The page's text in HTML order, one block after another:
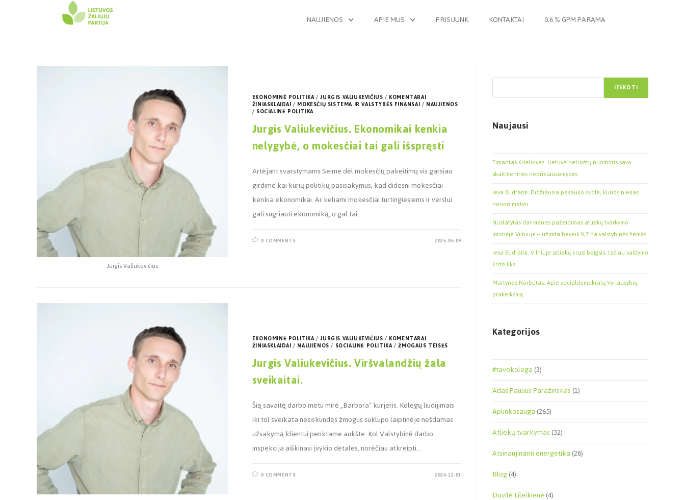
NAUJIENOS APIE MUS PRISIJUNK KONTAKTAI 0.6 % GPM PARAMA
Jurgis Valiukevičius
EKONOMINĖ POLITIKA/JURGIS VALIUKEVIČIUS/ KOMENTARAI
ŽINIASKLAIDAI/ MOKESČIŲ SISTEMA IR VALSTYBĖS FINANSAI/ NAUJIENOS
/ SOCIALINĖ POLITIKA
Jurgis Valiukevičius. Ekonomikai kenkia
nelygybė, o mokesčiai tai gali išspręsti
Artėjant svarstymams Seime dėl mokesčių pakeitimų vis garsiau
girdime kai kurių politikų pasisakymus, kad didesni mokesčiai
kenkia ekonomikai. Ar keliami mokesčiai turtingiesiems ir verslui
gali sugriauti ekonomiką, o gal tai…
0 COMMENTS 2025-05-09
EKONOMINĖ POLITIKA/JURGIS VALIUKEVIČIUS/ KOMENTARAI
ŽINIASKLAIDAI/ NAUJIENOS/ SOCIALINĖ POLITIKA/ŽMOGAUS TEISĖS
Jurgis Valiukevičius. Viršvalandžių žala
sveikaitai.
Šią savaitę darbo metu mirė „Barbora“ kurjeris. Kolegų liudijimais
iki tol sveikata nesiskundęs žmogus suklupo laiptinėje nešdamas
užsakymą klientui penktame aukšte. Kol Valstybinė darbo
inspekcija aiškinasi įvykio detales, norėčiau atkreipti…
0 COMMENTS 2024-12-01
IEŠKOTI
Naujausi
Eimantas Kiseliovas. Lietuva neturėtų nuomotis savo
skaitmeninės nepriklausomybės
Ieva Budraitė. Didžiausia pasaulio skola, kurios niekas
nenori matyti
Nustatytas dar vienas pažeidimas atliekų tvarkymo
įmonėje Vilniuje – užimta beveik 0,7 ha valstybinės žemės
Ieva Budraitė. Vilniuje atliekų krizė baigsis, tačiau valdymo
krizė liks.
Martynas Norbutas. Apie socialdemokratų Vyriausybių
prakeiksmą
Kategorijos
#tavokolega(3)
Adas Paulius Paražinskas(1)
Aplinkosauga(265)
Atliekų tvarkymas(32)
Atsinaujinanti energetika(28)
Blog(4)
Dovilė Lileikienė(4)